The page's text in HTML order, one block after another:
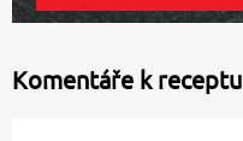
Komentáře k receptu